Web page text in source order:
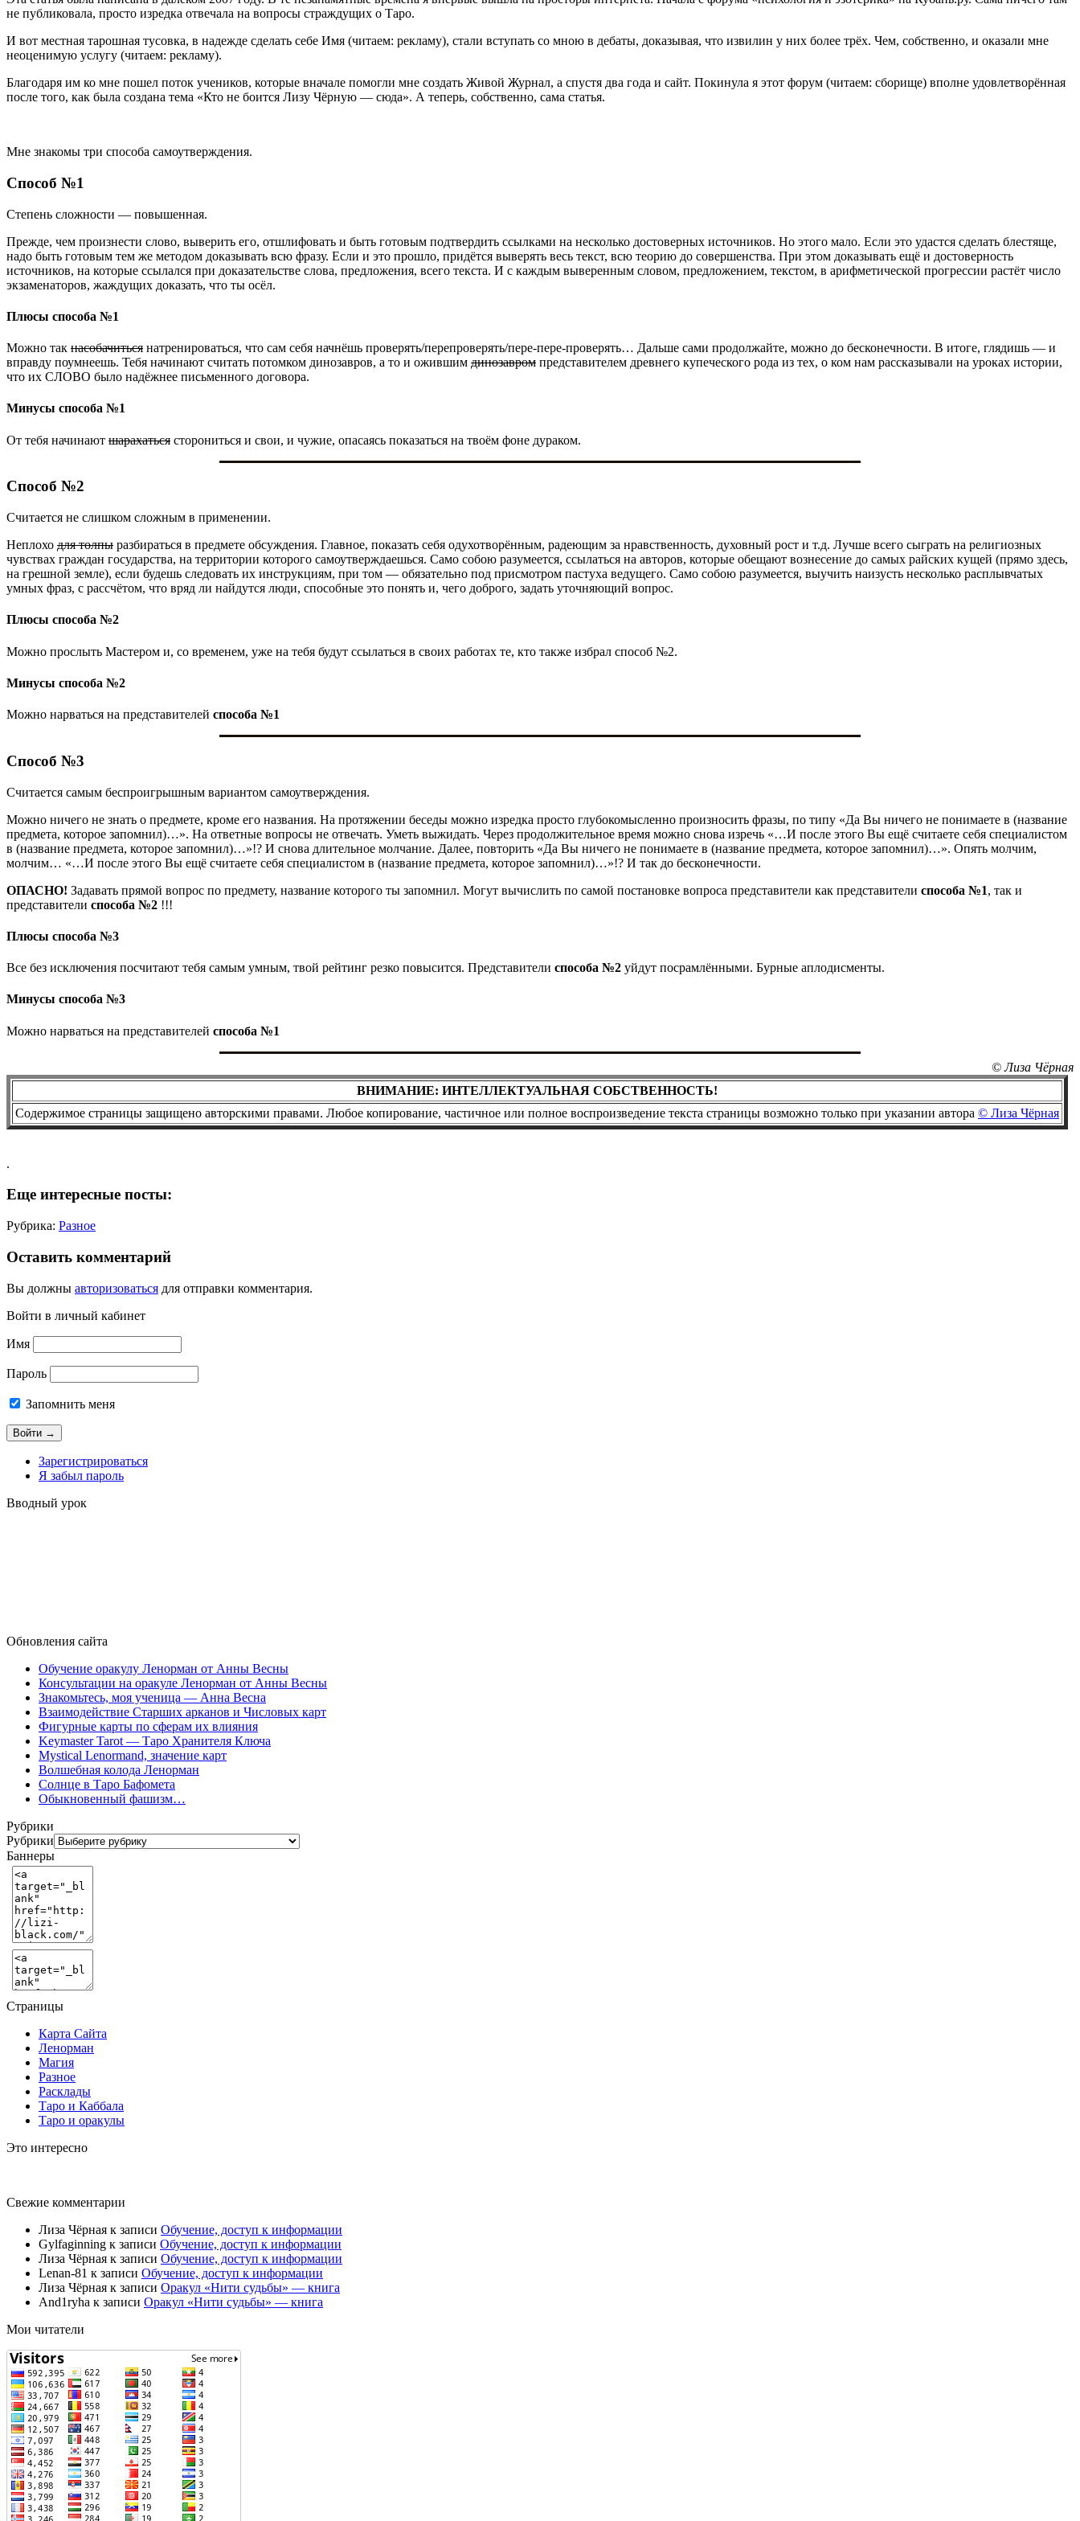
не публиковала, просто изредка отвечала на вопросы страждущих о Таро.
И вот местная тарошная тусовка, в надежде сделать себе Имя (читаем: рекламу), стали вступать со мною в дебаты, доказывая, что извилин у них более трёх. Чем, собственно, и оказали мне
неоценимую услугу (читаем: рекламу).
Благодаря им ко мне пошел поток учеников, которые вначале помогли мне создать Живой Журнал, а спустя два года и сайт. Покинула я этот форум (читаем: сборище) вполне удовлетворённая
после того, как была создана тема «Кто не боится Лизу Чёрную — сюда». А теперь, собственно, сама статья.
Мне знакомы три способа самоутверждения.
Способ №1
Степень сложности — повышенная.
Прежде, чем произнести слово, выверить его, отшлифовать и быть готовым подтвердить ссылками на несколько достоверных источников. Но этого мало. Если это удастся сделать блестяще,
надо быть готовым тем же методом доказывать всю фразу. Если и это прошло, придётся выверять весь текст, всю теорию до совершенства. При этом доказывать ещё и достоверность
источников, на которые ссылался при доказательстве слова, предложения, всего текста. И с каждым выверенным словом, предложением, текстом, в арифметической прогрессии растёт число
экзаменаторов, жаждущих доказать, что ты осёл.
Плюсы способа №1
Можно так насобачиться натренироваться, что сам себя начнёшь проверять/перепроверять/пере-пере-проверять… Дальше сами продолжайте, можно до бесконечности. В итоге, глядишь — и
вправду поумнеешь. Тебя начинают считать потомком динозавров, а то и ожившим динозавром представителем древнего купеческого рода из тех, о ком нам рассказывали на уроках истории,
что их СЛОВО было надёжнее письменного договора.
Минусы способа №1
От тебя начинают шарахаться сторониться и свои, и чужие, опасаясь показаться на твоём фоне дураком.
Способ №2
Считается не слишком сложным в применении.
Неплохо для толпы разбираться в предмете обсуждения. Главное, показать себя одухотворённым, радеющим за нравственность, духовный рост и т.д. Лучше всего сыграть на религиозных
чувствах граждан государства, на территории которого самоутверждаешься. Само собою разумеется, ссылаться на авторов, которые обещают вознесение до самых райских кущей (прямо здесь,
на грешной земле), если будешь следовать их инструкциям, при том — обязательно под присмотром пастуха ведущего. Само собою разумеется, выучить наизусть несколько расплывчатых
умных фраз, с рассчётом, что вряд ли найдутся люди, способные это понять и, чего доброго, задать уточняющий вопрос.
Плюсы способа №2
Можно прослыть Мастером и, со временем, уже на тебя будут ссылаться в своих работах те, кто также избрал способ №2.
Минусы способа №2
Можно нарваться на представителей способа №1
Способ №3
Считается самым беспроигрышным вариантом самоутверждения.
Можно ничего не знать о предмете, кроме его названия. На протяжении беседы можно изредка просто глубокомысленно произносить фразы, по типу «Да Вы ничего не понимаете в (название
предмета, которое запомнил)…». На ответные вопросы не отвечать. Уметь выжидать. Через продолжительное время можно снова изречь «…И после этого Вы ещё считаете себя специалистом
в (название предмета, которое запомнил)…»!? И снова длительное молчание. Далее, повторить «Да Вы ничего не понимаете в (название предмета, которое запомнил)…». Опять молчим,
молчим… «…И после этого Вы ещё считаете себя специалистом в (название предмета, которое запомнил)…»!? И так до бесконечности.
ОПАСНО! Задавать прямой вопрос по предмету, название которого ты запомнил. Могут вычислить по самой постановке вопроса представители как представители способа №1, так и
представители способа №2 !!!
Плюсы способа №3
Все без исключения посчитают тебя самым умным, твой рейтинг резко повысится. Представители способа №2 уйдут посрамлёнными. Бурные аплодисменты.
Минусы способа №3
Можно нарваться на представителей способа №1
© Лиза Чёрная
ВНИМАНИЕ: ИНТЕЛЛЕКТУАЛЬНАЯ СОБСТВЕННОСТЬ!
Содержимое страницы защищено авторскими правами. Любое копирование, частичное или полное воспроизведение текста страницы возможно только при указании автора © Лиза Чёрная
.
Еще интересные посты:
Рубрика: Разное
Оставить комментарий
Вы должны авторизоваться для отправки комментария.
Войти в личный кабинет
Имя
Пароль
Запомнить меня
Зарегистрироваться
Я забыл пароль
Вводный урок
Обновления сайта
Обучение оракулу Ленорман от Анны Весны
Консультации на оракуле Ленорман от Анны Весны
Знакомьтесь, моя ученица — Анна Весна
Взаимодействие Старших арканов и Числовых карт
Фигурные карты по сферам их влияния
Keymaster Tarot — Таро Хранителя Ключа
Mystical Lenormand, значение карт
Волшебная колода Ленорман
Солнце в Таро Бафомета
Обыкновенный фашизм…
Рубрики
Рубрики
Баннеры
Страницы
Карта Сайта
Ленорман
Магия
Разное
Расклады
Таро и Каббала
Таро и оракулы
Это интересно
Свежие комментарии
Лиза Чёрная к записи Обучение, доступ к информации
Gylfaginning к записи Обучение, доступ к информации
Лиза Чёрная к записи Обучение, доступ к информации
Lenan-81 к записи Обучение, доступ к информации
Лиза Чёрная к записи Оракул «Нити судьбы» — книга
And1ryha к записи Оракул «Нити судьбы» — книга
Мои читатели